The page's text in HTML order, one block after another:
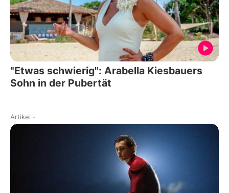
"Etwas schwierig": Arabella Kiesbauers
Sohn in der Pubertät
Artikel -